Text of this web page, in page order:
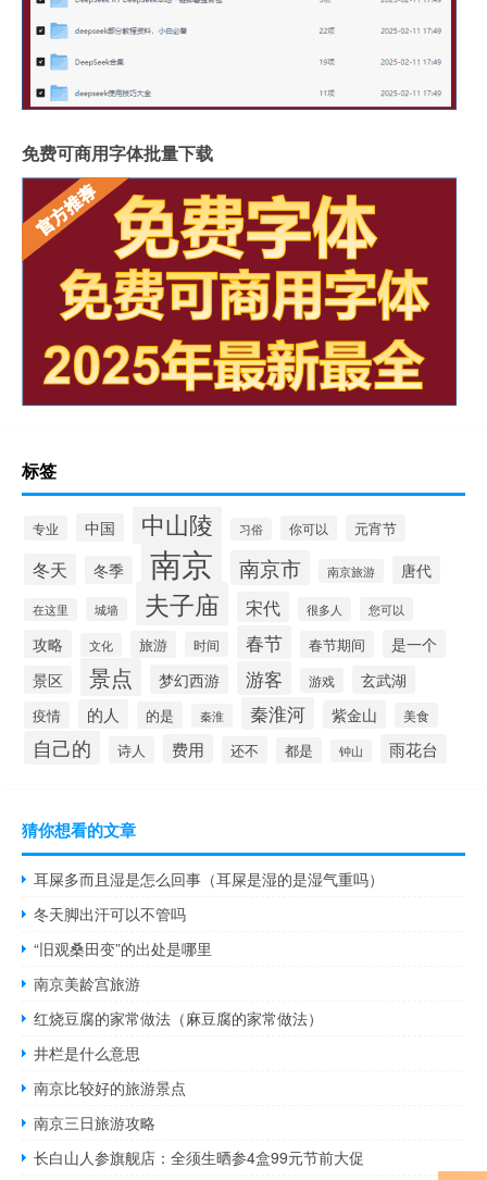
免费可商用字体批量下载
标签
专业 中国 中山陵 习俗 你可以 元宵节
冬天 冬季 南京 南京市 南京旅游 唐代
在这里 城墙 夫子庙 宋代 很多人 您可以
攻略 文化 旅游 时间 春节 春节期间
是一个
景区
景点 梦幻西游 游客 游戏 玄武湖
疫情 的人 的是 秦淮 秦淮河 紫金山 美食
自己的 诗人 费用 还不 都是 钟山 雨花台
猜你想看的文章
耳屎多而且湿是怎么回事（耳屎是湿的是湿气重吗）
冬天脚出汗可以不管吗
“旧观桑田变”的出处是哪里
南京美龄宫旅游
红烧豆腐的家常做法（麻豆腐的家常做法）
井栏是什么意思
南京比较好的旅游景点
南京三日旅游攻略
长白山人参旗舰店：全须生晒参4盒99元节前大促